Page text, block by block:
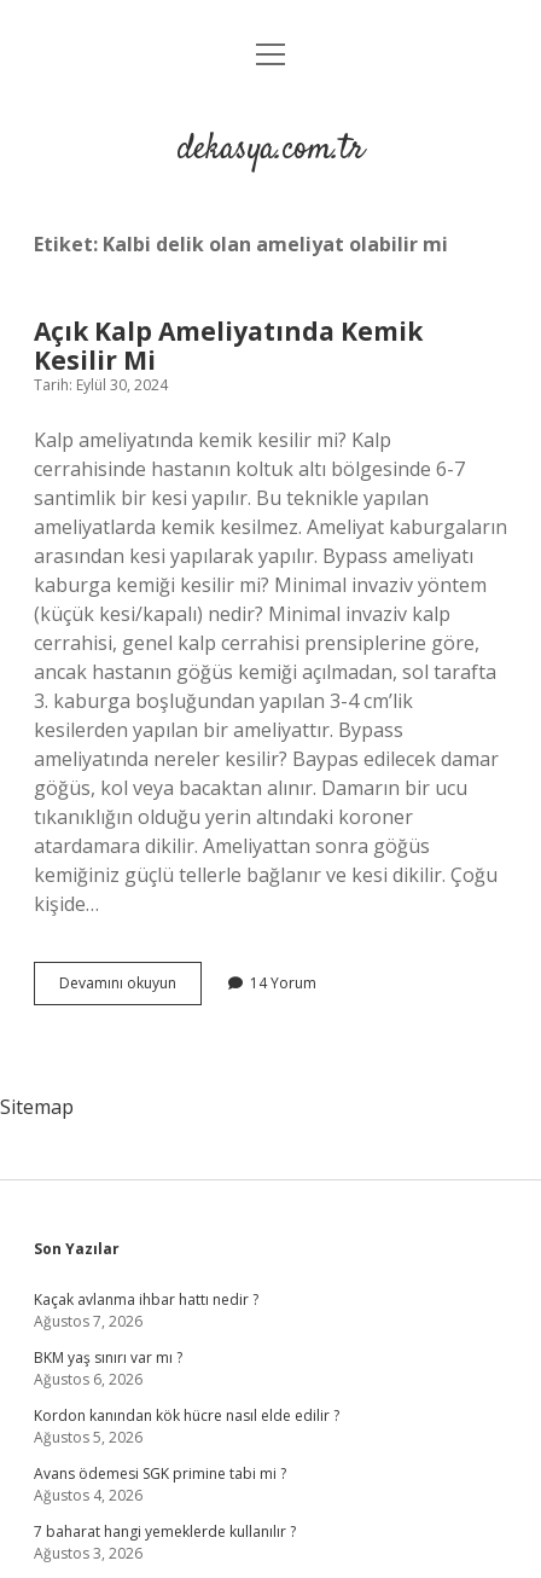
Anasayfa
Yasal Uyarı
menüyü
dekasya.com.tr
Etiket: Kalbi delik olan ameliyat olabilir mi
Açık Kalp Ameliyatında Kemik
Kesilir Mi
Tarih: Eylül 30, 2024
Kalp ameliyatında kemik kesilir mi? Kalp
cerrahisinde hastanın koltuk altı bölgesinde 6-7
santimlik bir kesi yapılır. Bu teknikle yapılan
ameliyatlarda kemik kesilmez. Ameliyat kaburgaların
arasından kesi yapılarak yapılır. Bypass ameliyatı
kaburga kemiği kesilir mi? Minimal invaziv yöntem
(küçük kesi/kapalı) nedir? Minimal invaziv kalp
cerrahisi, genel kalp cerrahisi prensiplerine göre,
ancak hastanın göğüs kemiği açılmadan, sol tarafta
3. kaburga boşluğundan yapılan 3-4 cm’lik
kesilerden yapılan bir ameliyattır. Bypass
ameliyatında nereler kesilir? Baypas edilecek damar
göğüs, kol veya bacaktan alınır. Damarın bir ucu
tıkanıklığın olduğu yerin altındaki koroner
atardamara dikilir. Ameliyattan sonra göğüs
kemiğiniz güçlü tellerle bağlanır ve kesi dikilir. Çoğu
kişide…
Devamını okuyun
Kalp
14 Yorum
Sitemap
Sidebar
Son Yazılar
Kaçak avlanma ihbar hattı nedir ?
Ağustos 7, 2026
BKM yaş sınırı var mı ?
Ağustos 6, 2026
Kordon kanından kök hücre nasıl elde edilir ?
Ağustos 5, 2026
Avans ödemesi SGK primine tabi mi ?
Ağustos 4, 2026
7 baharat hangi yemeklerde kullanılır ?
Ağustos 3, 2026